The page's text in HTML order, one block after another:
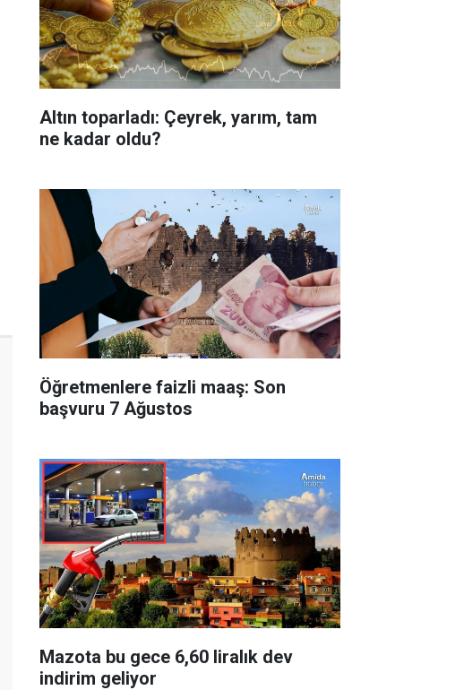
Altın toparladı: Çeyrek, yarım, tam
ne kadar oldu?
Öğretmenlere faizli maaş: Son
başvuru 7 Ağustos
Mazota bu gece 6,60 liralık dev
indirim geliyor